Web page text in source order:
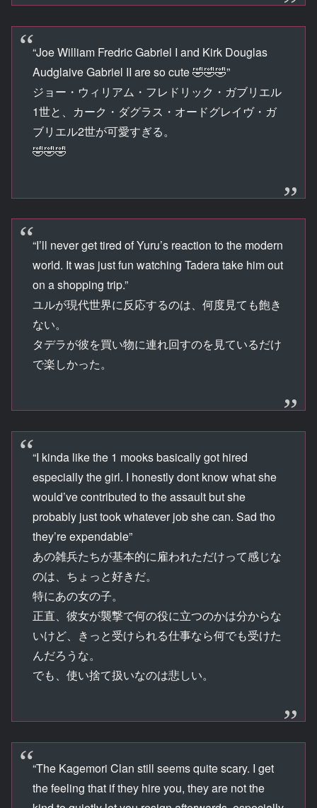
“Joe William Fredric Gabriel I and Kirk Douglas
Audglaive Gabriel II are so cute 🤣🤣🤣”
ジョー・ウィリアム・フレドリック・ガブリエル
1世と、カーク・ダグラス・オードグレイヴ・ガ
ブリエル2世が可愛すぎる。
🤣🤣🤣
“I’ll never get tired of Yuru’s reaction to the modern
world. It was just fun watching Tadera take him out
on a shopping trip.”
ユルが現代世界に反応するのは、何度見ても飽き
ない。
タデラが彼を買い物に連れ回すのを見ているだけ
で楽しかった。
“I kinda like the 1 mooks basically got hired
especially the girl. I honestly dont know what she
would’ve contributed to the assault but she
probably just took whatever job she can. Sad tho
they’re expendable”
あの雑兵たちが基本的に雇われただけって感じな
のは、ちょっと好きだ。
特にあの女の子。
正直、彼女が襲撃で何の役に立つのかは分からな
いけど、きっと受けられる仕事なら何でも受けた
んだろうな。
でも、使い捨て扱いなのは悲しい。
“The Kagemori Clan still seems quite scary. I get
the feeling that if they hire you, they are not the